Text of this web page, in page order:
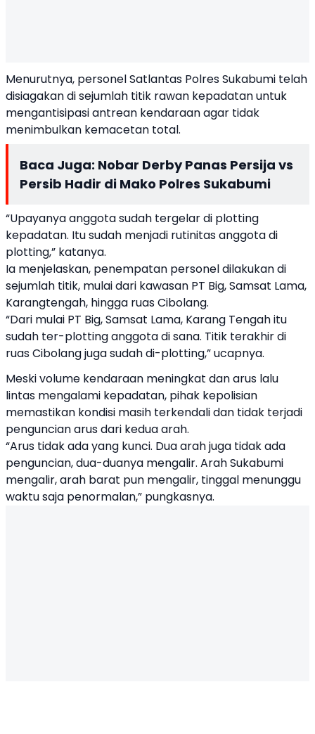
Menurutnya, personel Satlantas Polres Sukabumi telah
disiagakan di sejumlah titik rawan kepadatan untuk
mengantisipasi antrean kendaraan agar tidak
menimbulkan kemacetan total.
Baca Juga: Nobar Derby Panas Persija vs
Persib Hadir di Mako Polres Sukabumi
“Upayanya anggota sudah tergelar di plotting
kepadatan. Itu sudah menjadi rutinitas anggota di
plotting,” katanya.
Ia menjelaskan, penempatan personel dilakukan di
sejumlah titik, mulai dari kawasan PT Big, Samsat Lama,
Karangtengah, hingga ruas Cibolang.
“Dari mulai PT Big, Samsat Lama, Karang Tengah itu
sudah ter-plotting anggota di sana. Titik terakhir di
ruas Cibolang juga sudah di-plotting,” ucapnya.
Meski volume kendaraan meningkat dan arus lalu
lintas mengalami kepadatan, pihak kepolisian
memastikan kondisi masih terkendali dan tidak terjadi
penguncian arus dari kedua arah.
“Arus tidak ada yang kunci. Dua arah juga tidak ada
penguncian, dua-duanya mengalir. Arah Sukabumi
mengalir, arah barat pun mengalir, tinggal menunggu
waktu saja penormalan,” pungkasnya.